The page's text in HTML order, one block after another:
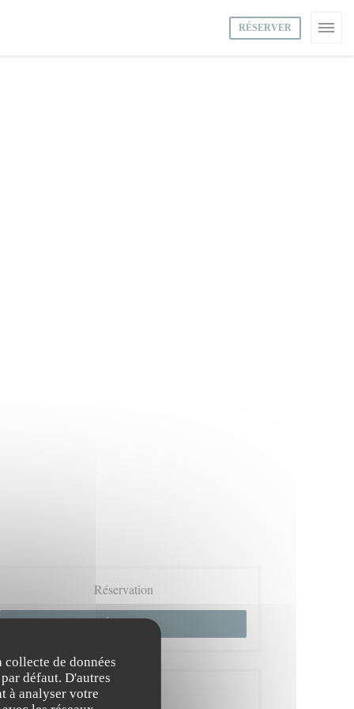
de données
défaut. D'autres
à analyser votre
RÉSERVER
Réservation
Infos pratiques